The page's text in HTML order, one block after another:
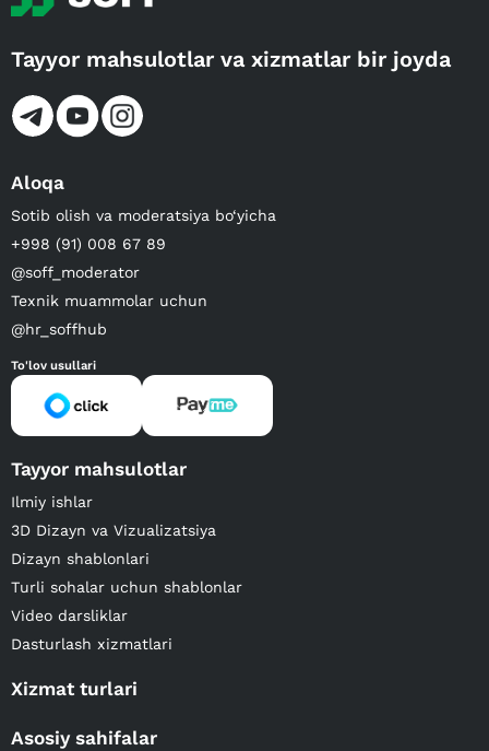
Tayyor mahsulotlar va xizmatlar bir joyda
Aloqa
Sotib olish va moderatsiya bo‘yicha
+998 (91) 008 67 89
@soff_moderator
Texnik muammolar uchun
@hr_soffhub
To'lov usullari
Tayyor mahsulotlar
Ilmiy ishlar
3D Dizayn va Vizualizatsiya
Dizayn shablonlari
Turli sohalar uchun shablonlar
Video darsliklar
Dasturlash xizmatlari
Xizmat turlari
Asosiy sahifalar